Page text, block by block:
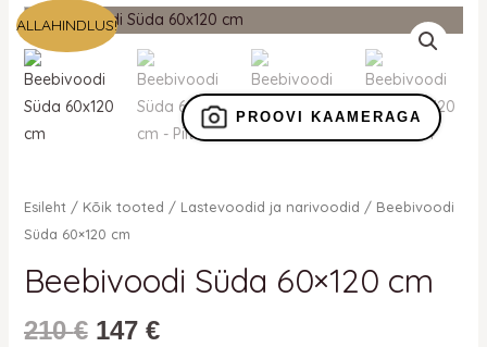
ALLAHINDLUS!
PROOVI KAAMERAGA
Esileht / Kõik tooted / Lastevoodid ja narivoodid / Beebivoodi
Süda 60×120 cm
Beebivoodi Süda 60×120 cm
Algne
hind
oli:
210 €.
210€
Praegune
hind
on:
210 €.
147 €
Beebivoodi
Süda
60x120
cm
kogus